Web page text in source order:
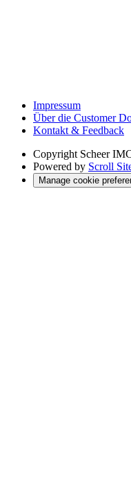
Impressum
Über die Customer
Kontakt & Feedback
Copyright Scheer
Powered by Scroll
Manage cookie